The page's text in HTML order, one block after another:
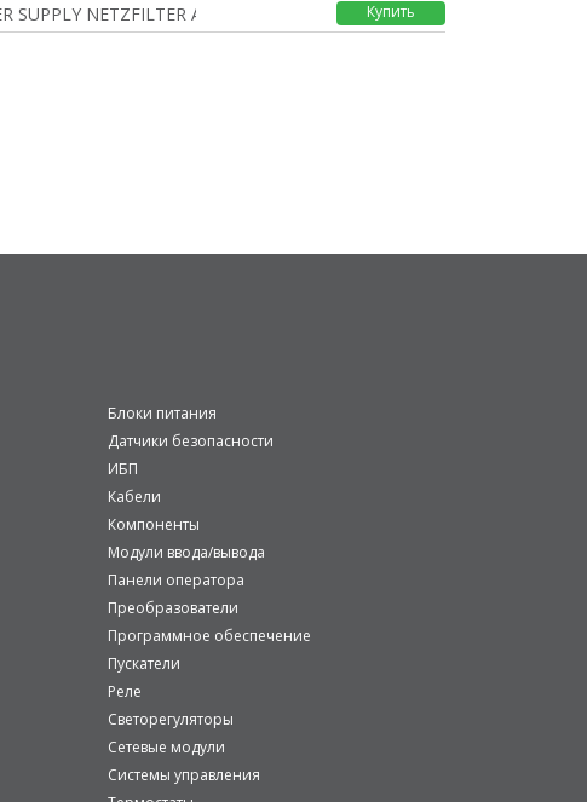
SUPPLY NETZFILTER AC 80A Купить
Блоки питания
Датчики безопасности
ИБП
Кабели
Компоненты
Модули ввода/вывода
Панели оператора
Преобразователи
Программное обеспечение
Пускатели
Реле
Светорегуляторы
Сетевые модули
Системы управления